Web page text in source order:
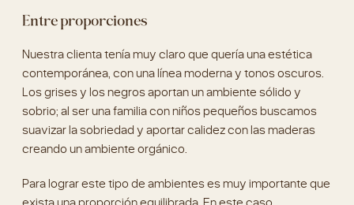
Los grises y los negros aportan un ambiente sólido y
sobrio; al ser una familia con niños pequeños buscamos
suavizar la sobriedad y aportar calidez con las maderas
creando un ambiente orgánico.
Para lograr este tipo de ambientes es muy importante que
exista una proporción equilibrada. En este caso
predominan los blancos seguidos de los grises y de la
madera creando el equilibrio perfecto entre las líneas
puras y contemporáneas con la calidez de la madera.